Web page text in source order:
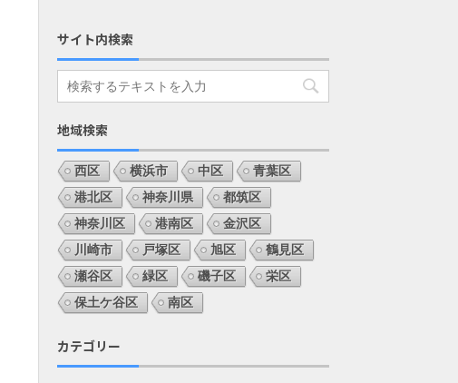
サイト内検索
地域検索
西区 横浜市 中区
青葉区
港北区
神奈川県
都筑区
神奈川区
港南区
金沢区
川崎市
戸塚区 旭区
鶴見区
瀬谷区
緑区 磯子区
栄区
保土ケ谷区
南区
カテゴリー